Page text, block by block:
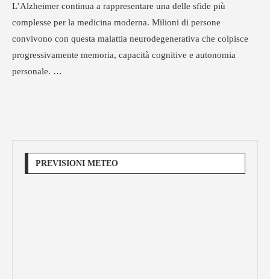
L’Alzheimer continua a rappresentare una delle sfide più
complesse per la medicina moderna. Milioni di persone
convivono con questa malattia neurodegenerativa che colpisce
progressivamente memoria, capacità cognitive e autonomia
personale. …
PREVISIONI METEO